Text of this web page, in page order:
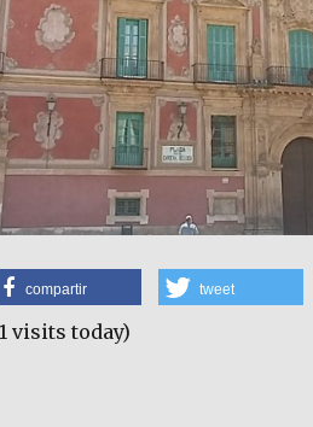
compartir tweet
visits today)